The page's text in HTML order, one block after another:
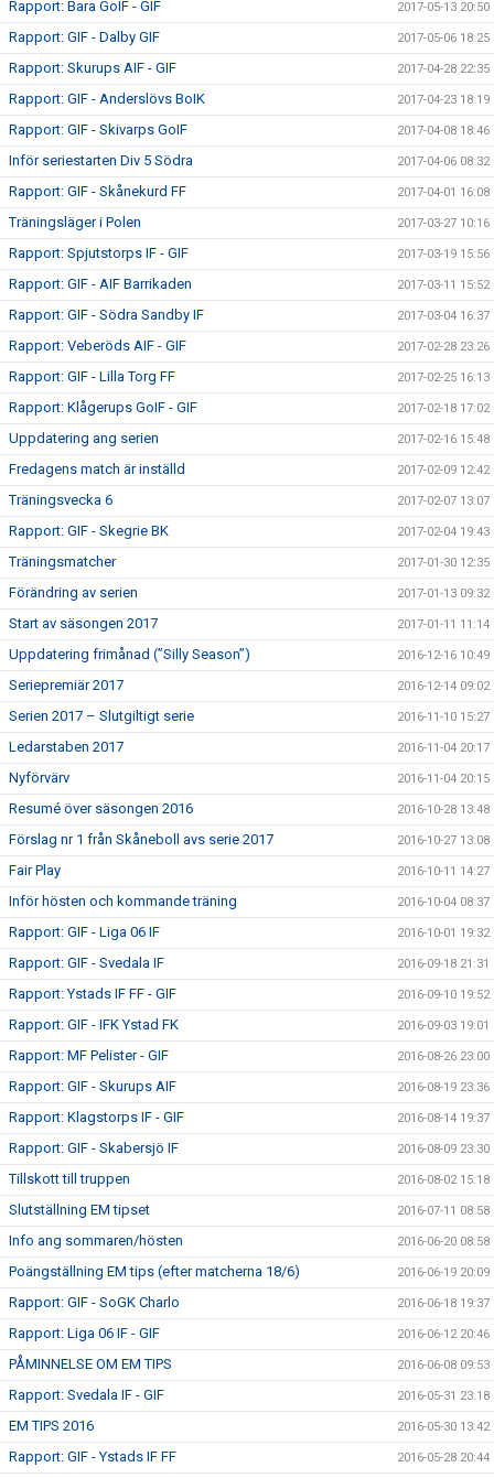
Rapport: Bara GoIF - GIF 2017-05-13 20:50
Rapport: GIF - Dalby GIF 2017-05-06 18:25
Rapport: Skurups AIF - GIF 2017-04-28 22:35
Rapport: GIF - Anderslövs BoIK 2017-04-23 18:19
Rapport: GIF - Skivarps GoIF 2017-04-08 18:46
Inför seriestarten Div 5 Södra 2017-04-06 08:32
Rapport: GIF - Skånekurd FF 2017-04-01 16:08
Träningsläger i Polen 2017-03-27 10:16
Rapport: Spjutstorps IF - GIF 2017-03-19 15:56
Rapport: GIF - AIF Barrikaden 2017-03-11 15:52
Rapport: GIF - Södra Sandby IF 2017-03-04 16:37
Rapport: Veberöds AIF - GIF 2017-02-28 23:26
Rapport: GIF - Lilla Torg FF 2017-02-25 16:13
Rapport: Klågerups GoIF - GIF 2017-02-18 17:02
Uppdatering ang serien 2017-02-16 15:48
Fredagens match är inställd 2017-02-09 12:42
Träningsvecka 6 2017-02-07 13:07
Rapport: GIF - Skegrie BK 2017-02-04 19:43
Träningsmatcher 2017-01-30 12:35
Förändring av serien 2017-01-13 09:32
Start av säsongen 2017 2017-01-11 11:14
Uppdatering frimånad (”Silly Season”) 2016-12-16 10:49
Seriepremiär 2017 2016-12-14 09:02
Serien 2017 – Slutgiltigt serie 2016-11-10 15:27
Ledarstaben 2017 2016-11-04 20:17
Nyförvärv 2016-11-04 20:15
Resumé över säsongen 2016 2016-10-28 13:48
Förslag nr 1 från Skåneboll avs serie 2017 2016-10-27 13:08
Fair Play 2016-10-11 14:27
Inför hösten och kommande träning 2016-10-04 08:37
Rapport: GIF - Liga 06 IF 2016-10-01 19:32
Rapport: GIF - Svedala IF 2016-09-18 21:31
Rapport: Ystads IF FF - GIF 2016-09-10 19:52
Rapport: GIF - IFK Ystad FK 2016-09-03 19:01
Rapport: MF Pelister - GIF 2016-08-26 23:00
Rapport: GIF - Skurups AIF 2016-08-19 23:36
Rapport: Klagstorps IF - GIF 2016-08-14 19:37
Rapport: GIF - Skabersjö IF 2016-08-09 23:30
Tillskott till truppen 2016-08-02 15:18
Slutställning EM tipset 2016-07-11 08:58
Info ang sommaren/hösten 2016-06-20 08:58
Poängställning EM tips (efter matcherna 18/6) 2016-06-19 20:09
Rapport: GIF - SoGK Charlo 2016-06-18 19:37
Rapport: Liga 06 IF - GIF 2016-06-12 20:46
PÅMINNELSE OM EM TIPS 2016-06-08 09:53
Rapport: Svedala IF - GIF 2016-05-31 23:18
EM TIPS 2016 2016-05-30 13:42
Rapport: GIF - Ystads IF FF 2016-05-28 20:44